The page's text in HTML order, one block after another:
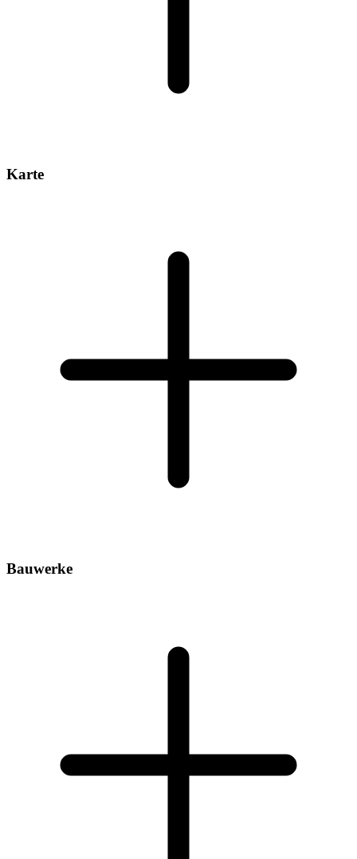
Karte
Bauwerke